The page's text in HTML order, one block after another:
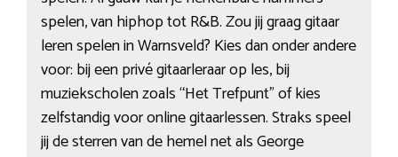
spelen, van hiphop tot R&B. Zou jij graag gitaar
leren spelen in Warnsveld? Kies dan onder andere
voor: bij een privé gitaarleraar op les, bij
muziekscholen zoals “Het Trefpunt” of kies
zelfstandig voor online gitaarlessen. Straks speel
jij de sterren van de hemel net als George